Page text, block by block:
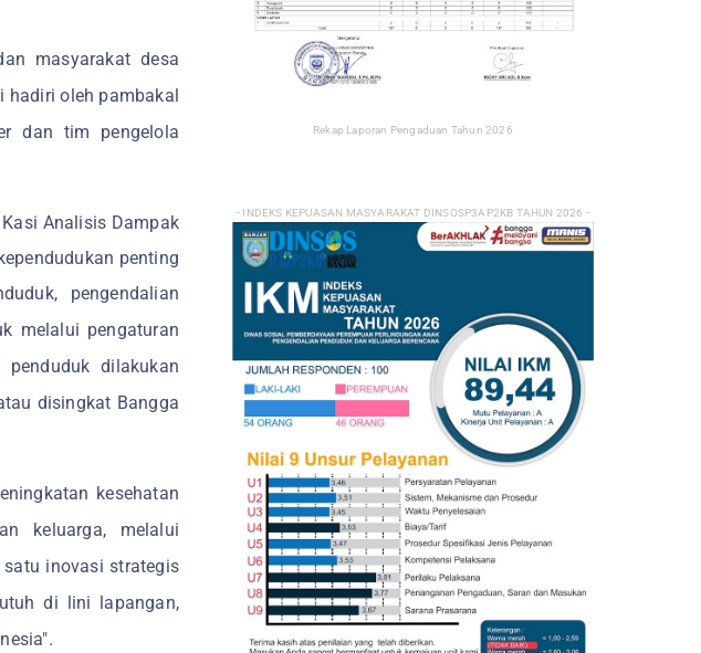
masyarakat desa
hadiri oleh pambakal
dan tim pengelola
Analisis Dampak
penting
pengendalian
melalui pengaturan
dilakukan
disingkat Bangga
kesehatan
keluarga, melalui
inovasi strategis
di lini lapangan,
Rekap Laporan Pengaduan Tahun 2026
- INDEKS KEPUASAN MASYARAKAT DINSOSP3AP2KB TAHUN 2026 -